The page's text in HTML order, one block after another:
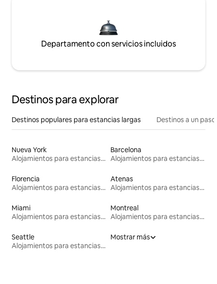
Departamento con servicios incluidos
Destinos para explorar
Destinos populares para estancias largas Destinos a un
Nueva York
Alojamientos para estancias largas
Barcelona
Alojamientos para estancias largas
Florencia
Alojamientos para estancias largas
Atenas
Alojamientos para estancias largas
Miami
Alojamientos para estancias largas
Montreal
Alojamientos para estancias largas
Seattle
Alojamientos para estancias largas
Mostrar más